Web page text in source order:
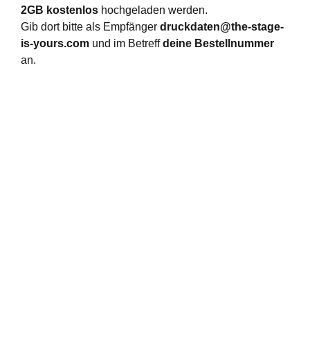
2GB kostenlos hochgeladen werden.
Gib dort bitte als Empfänger druckdaten@the-stage-
is-yours.com und im Betreffdeine Bestellnummer
an.